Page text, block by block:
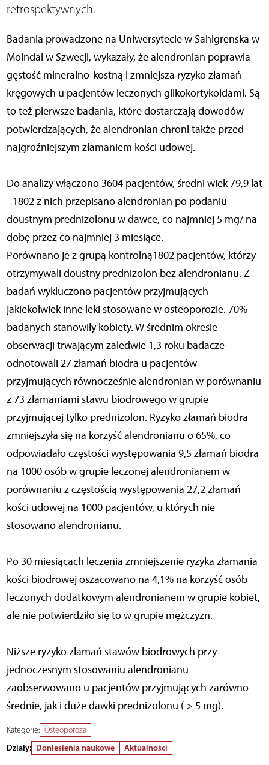
retrospektywnych.
Badania prowadzone na Uniwersytecie w Sahlgrenska w
Molndal w Szwecji, wykazały, że alendronian poprawia
gęstość mineralno-kostną i zmniejsza ryzyko złamań
kręgowych u pacjentów leczonych glikokortykoidami. Są
to też pierwsze badania, które dostarczają dowodów
potwierdzających, że alendronian chroni także przed
najgroźniejszym złamaniem kości udowej.
Do analizy włączono 3604 pacjentów, średni wiek 79,9 lat
- 1802 z nich przepisano alendronian po podaniu
doustnym prednizolonu w dawce, co najmniej 5 mg/ na
dobę przez co najmniej 3 miesiące.
Porównano je z grupą kontrolną1802 pacjentów, którzy
otrzymywali doustny prednizolon bez alendronianu. Z
badań wykluczono pacjentów przyjmujących
jakiekolwiek inne leki stosowane w osteoporozie. 70%
badanych stanowiły kobiety. W średnim okresie
obserwacji trwającym zaledwie 1,3 roku badacze
odnotowali 27 złamań biodra u pacjentów
przyjmujących równocześnie alendronian w porównaniu
z 73 złamaniami stawu biodrowego w grupie
przyjmującej tylko prednizolon. Ryzyko złamań biodra
zmniejszyła się na korzyść alendronianu o 65%, co
odpowiadało częstości występowania 9,5 złamań biodra
na 1000 osób w grupie leczonej alendronianem w
porównaniu z częstością występowania 27,2 złamań
kości udowej na 1000 pacjentów, u których nie
stosowano alendronianu.
Po 30 miesiącach leczenia zmniejszenie ryzyka złamania
kości biodrowej oszacowano na 4,1% na korzyść osób
leczonych dodatkowym alendronianem w grupie kobiet,
ale nie potwierdziło się to w grupie mężczyzn.
Niższe ryzyko złamań stawów biodrowych przy
jednoczesnym stosowaniu alendronianu
zaobserwowano u pacjentów przyjmujących zarówno
średnie, jak i duże dawki prednizolonu ( > 5 mg).
Kategorie: Osteoporoza
Działy: Doniesienia naukowe
Aktualności